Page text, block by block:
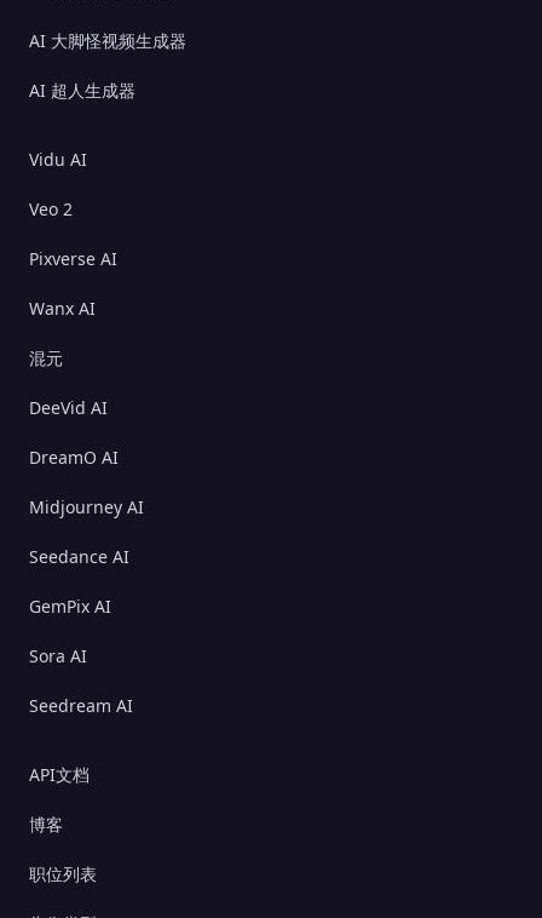
AI 大脚怪视频生成器
AI 超人生成器
Vidu AI
Veo 2
Pixverse AI
Wanx AI
混元
DeeVid AI
DreamO AI
Midjourney AI
Seedance AI
GemPix AI
Sora AI
Seedream AI
API文档
博客
职位列表